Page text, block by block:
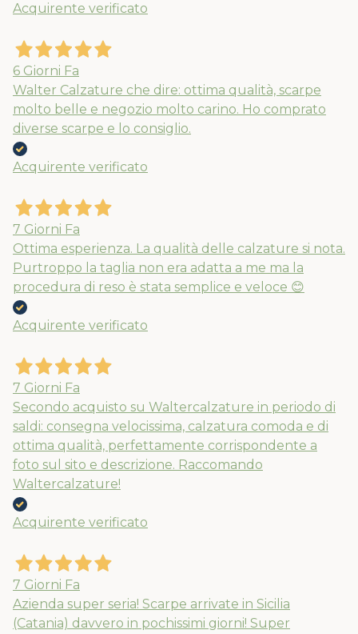
Acquirente verificato
6 Giorni Fa
Walter Calzature che dire: ottima qualità, scarpe
molto belle e negozio molto carino. Ho comprato
diverse scarpe e lo consiglio.
Acquirente verificato
7 Giorni Fa
Ottima esperienza. La qualità delle calzature si nota.
Purtroppo la taglia non era adatta a me ma la
procedura di reso è stata semplice e veloce 😊
Acquirente verificato
7 Giorni Fa
Secondo acquisto su Waltercalzature in periodo di
saldi: consegna velocissima, calzatura comoda e di
ottima qualità, perfettamente corrispondente a
foto sul sito e descrizione. Raccomando
Waltercalzature!
Acquirente verificato
7 Giorni Fa
Azienda super seria! Scarpe arrivate in Sicilia
(Catania) davvero in pochissimi giorni! Super